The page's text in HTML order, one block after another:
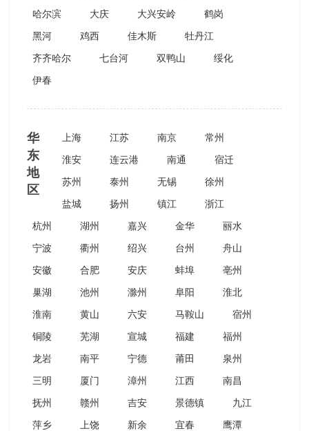
哈尔滨
大庆 大兴安岭
鹤岗
黑河
鸡西 佳木斯
牡丹江
齐齐哈尔
七台河 双鸭山
绥化
伊春
华
东
地
区
上海 江苏 南京
常州
淮安
连云港 南通
宿迁
苏州
泰州 无锡
徐州
盐城
扬州 镇江
浙江
杭州
湖州 嘉兴 金华
丽水
宁波
衢州 绍兴 台州
舟山
安徽
合肥 安庆 蚌埠
亳州
巢湖
池州 滁州 阜阳
淮北
淮南
黄山 六安 马鞍山
宿州
铜陵
芜湖 宣城 福建
福州
龙岩
南平 宁德 莆田
泉州
三明
厦门 漳州 江西
南昌
抚州
赣州 吉安 景德镇
九江
萍乡
上饶 新余 宜春
鹰潭